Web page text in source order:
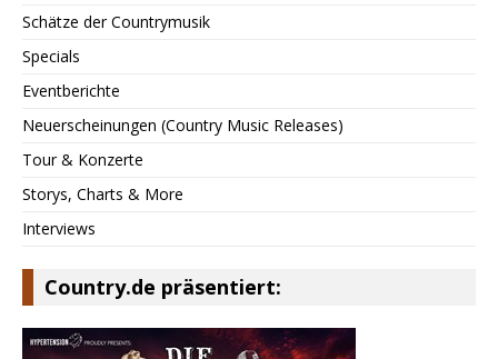
Schätze der Countrymusik
Specials
Eventberichte
Neuerscheinungen (Country Music Releases)
Tour & Konzerte
Storys, Charts & More
Interviews
Country.de präsentiert: